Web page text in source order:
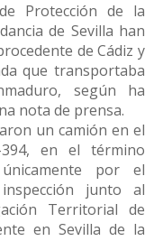
Protección de la
de Sevilla han
de Cádiz y
que transportaba
según ha
nota de prensa.
un camión en el
en el término
por el
junto al
Territorial de
en Sevilla de la